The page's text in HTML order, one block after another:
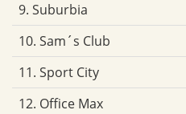
9. Suburbia
10. Sam´s Club
11. Sport City
12. Office Max